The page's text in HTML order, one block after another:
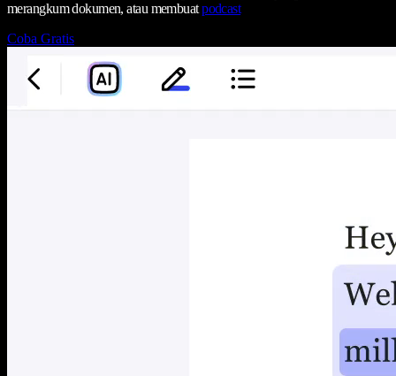
merangkum dokumen, atau membuatpodcast
Coba Gratis